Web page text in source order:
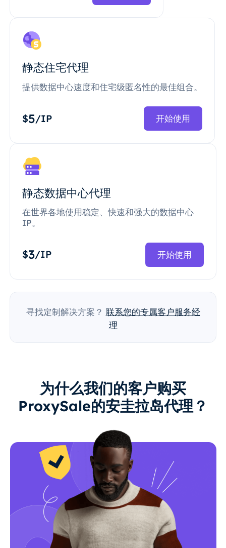
静态住宅代理
提供数据中心速度和住宅级匿名性的最佳组合。
$5/IP 开始使用
静态数据中心代理
在世界各地使用稳定、快速和强大的数据中心
IP。
$3/IP 开始使用
寻找定制解决方案？ 联系您的专属客户服务经
理
为什么我们的客户购买
ProxySale的安圭拉岛代理？